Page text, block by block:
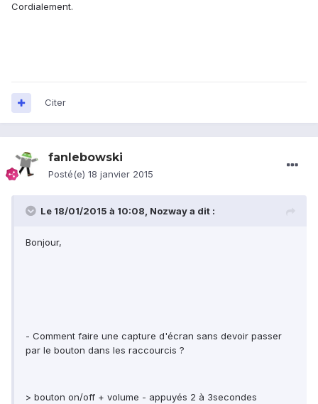
Cordialement.
Citer
fanlebowski
Posté(e) 18 janvier 2015
Le 18/01/2015 à 10:08, Nozway a dit :
Bonjour,
- Comment faire une capture d'écran sans devoir passer
par le bouton dans les raccourcis ?
> bouton on/off + volume - appuyés 2 à 3secondes